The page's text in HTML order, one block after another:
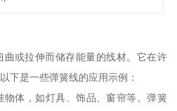
或拉伸而储存能量的线材。它在许
下是一些弹簧线的应用示例：
物体，如灯具、饰品、窗帘等。弹簧